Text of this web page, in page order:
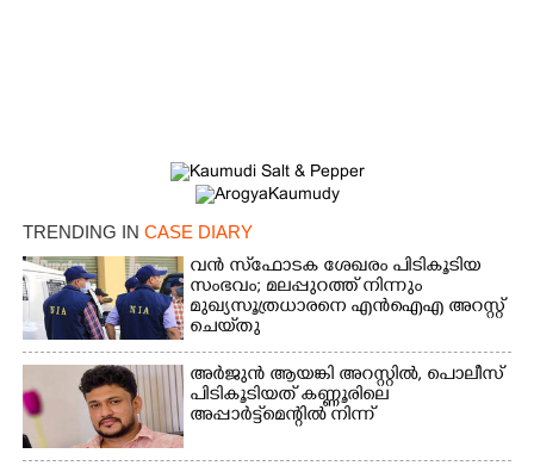
TRENDING IN CASE DIARY
വൻ സ്‌ഫോടക ശേഖരം പിടികൂടിയ
സംഭവം; മലപ്പുറത്ത് നിന്നും
മുഖ്യസൂത്രധാരനെ എൻഐഎ അറസ്റ്റ്
ചെയ്‌തു
അർജുൻ ആയങ്കി അറസ്റ്റിൽ, പൊലീസ്
പിടികൂടിയത് കണ്ണൂരിലെ
അപ്പാർട്ട്‌മെന്റിൽ നിന്ന്